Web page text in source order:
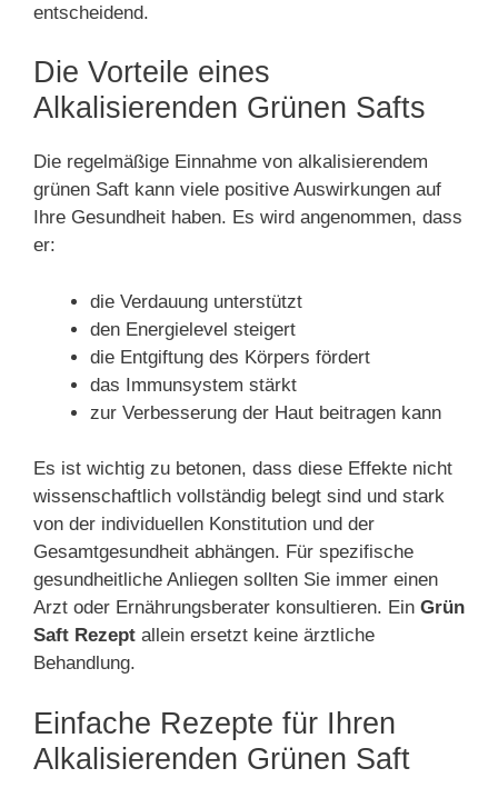
entscheidend.
Die Vorteile eines
Alkalisierenden Grünen Safts
Die regelmäßige Einnahme von alkalisierendem
grünen Saft kann viele positive Auswirkungen auf
Ihre Gesundheit haben. Es wird angenommen, dass
er:
die Verdauung unterstützt
den Energielevel steigert
die Entgiftung des Körpers fördert
das Immunsystem stärkt
zur Verbesserung der Haut beitragen kann
Es ist wichtig zu betonen, dass diese Effekte nicht
wissenschaftlich vollständig belegt sind und stark
von der individuellen Konstitution und der
Gesamtgesundheit abhängen. Für spezifische
gesundheitliche Anliegen sollten Sie immer einen
Arzt oder Ernährungsberater konsultieren. Ein Grün
Saft Rezept allein ersetzt keine ärztliche
Behandlung.
Einfache Rezepte für Ihren
Alkalisierenden Grünen Saft